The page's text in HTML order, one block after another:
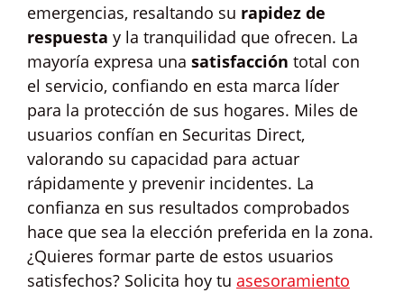
emergencias, resaltando su rapidez de
respuesta y la tranquilidad que ofrecen. La
mayoría expresa una satisfacción total con
el servicio, confiando en esta marca líder
para la protección de sus hogares. Miles de
usuarios confían en Securitas Direct,
valorando su capacidad para actuar
rápidamente y prevenir incidentes. La
confianza en sus resultados comprobados
hace que sea la elección preferida en la zona.
¿Quieres formar parte de estos usuarios
satisfechos? Solicita hoy tu asesoramiento